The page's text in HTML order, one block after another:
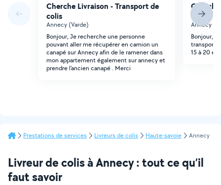
Cherche Livraison - Transport de
colis
Annecy (Varde)
Bonjour, Je recherche une personne
pouvant aller me récupérer en camion un
canapé sur Annecy afin de le ramener dans
mon appartement également sur annecy et
prendre l'ancien canapé . Merci
colis
Annecy
Bonjour,
15 à 20
Prestations de services Livreurs de colis Haute-savoie Annecy
Livreur de colis à Annecy : tout ce qu’il
faut savoir